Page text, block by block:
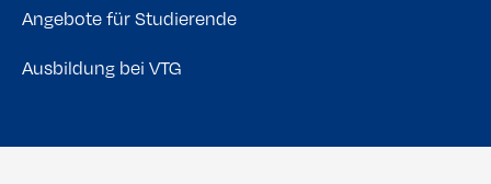
Angebote für Studierende
Ausbildung bei VTG